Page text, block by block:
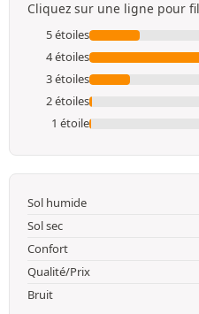
Cliquez sur une ligne pour
5 étoiles
4 étoiles
3 étoiles
2 étoiles
1 étoile
Sol humide
Sol sec
Confort
Qualité/Prix
Bruit